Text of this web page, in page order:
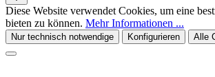
Diese Website verwendet Cookies, um eine
bieten zu können. Mehr Informationen ...
Nur technisch notwendige Konfigurieren Alle